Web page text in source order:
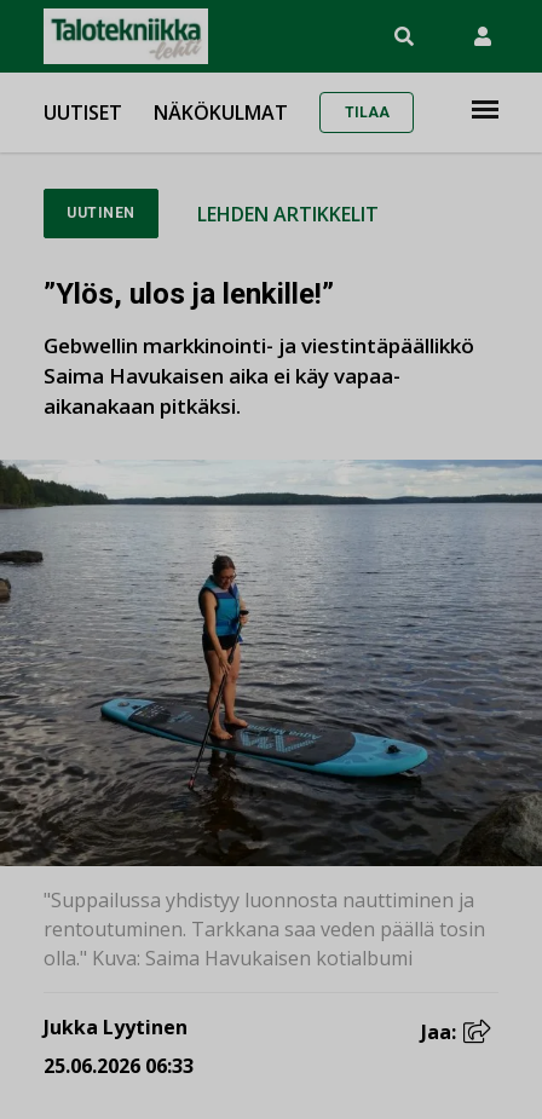
UUTISET NÄKÖKULMAT TILAA
UUTINEN LEHDEN ARTIKKELIT
”Ylös, ulos ja lenkille!”
Gebwellin markkinointi- ja viestintäpäällikkö
Saima Havukaisen aika ei käy vapaa-
aikanakaan pitkäksi.
"Suppailussa yhdistyy luonnosta nauttiminen ja
rentoutuminen. Tarkkana saa veden päällä tosin
olla." Kuva: Saima Havukaisen kotialbumi
Jukka Lyytinen
25.06.2026 06:33
Jaa: